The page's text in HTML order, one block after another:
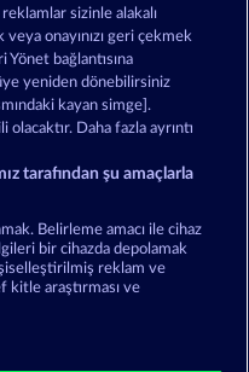
Fancy Fruits
Facebook
reklamlar sizinle alakalı
onayınızı geri çekmek
Yönet bağlantısına
yeniden dönebilirsiniz
kayan simge].
Daha fazla ayrıntı
tarafından şu amaçlarla
Belirleme amacı ile cihaz
bir cihazda depolamak
reklam ve
araştırması ve